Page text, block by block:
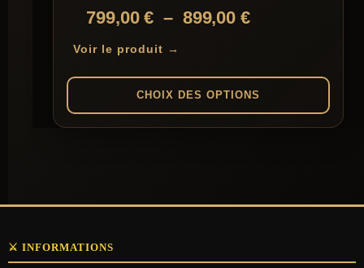
799,00€ – 899,00€Plage
799,00 €
à
Voir le produit →
CHOIX DES OPTIONS
Les
être
choisies
⚔️ INFORMATIONS